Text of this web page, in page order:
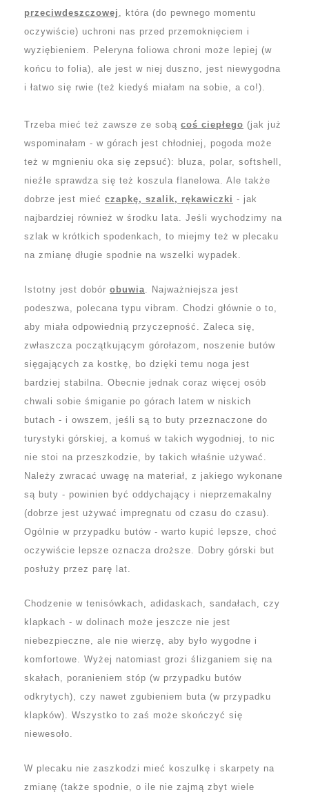
przeciwdeszczowej
, która (do pewnego momentu
oczywiście) uchroni nas przed przemoknięciem i
wyziębieniem
. Peleryna foliowa chroni może lepiej (w
końcu to folia), ale jest w niej duszno, jest niewygodna
i łatwo się rwie (też kiedyś miałam na sobie, a co!).
Trzeba mieć też zawsze ze sobą coś ciepłego (jak już
wspominałam - w górach jest chłodniej, pogoda może
też w mgnieniu oka się zepsuć): bluza, polar, softshell,
nieźle sprawdza się też koszula flanelowa. Ale także
dobrze jest mieć czapkę, szalik, rękawiczki - jak
najbardziej również w środku lata. Jeśli wychodzimy na
szlak w krótkich spodenkach, to miejmy też w plecaku
na zmianę długie spodnie na wszelki wypadek.
Istotny jest dobór obuwia . Najważniejsza jest
podeszwa, polecana typu vibram. Chodzi głównie o to,
aby miała odpowiednią przyczepność. Zaleca się,
zwłaszcza początkującym górołazom, noszenie butów
sięgających za kostkę, bo dzięki temu noga jest
bardziej stabilna. Obecnie jednak coraz więcej osób
chwali sobie śmiganie po górach latem w niskich
butach - i owszem, jeśli są to buty przeznaczone do
turystyki górskiej, a komuś w takich wygodniej, to nic
nie stoi na przeszkodzie, by takich właśnie używać.
Należy zwracać uwagę na materiał, z jakiego wykonane
są buty - powinien być oddychający i nieprzemakalny
(dobrze jest używać impregnatu od czasu do czasu).
Ogólnie w przypadku butów - warto kupić lepsze, choć
oczywiście lepsze oznacza droższe. Dobry górski but
posłuży przez parę lat.
Chodzenie w tenisówkach, adidaskach, sandałach, czy
klapkach - w dolinach może jeszcze nie jest
niebezpieczne, ale nie wierzę, aby było wygodne i
komfortowe. Wyżej natomiast grozi ślizganiem się na
skałach, poranieniem stóp (w przypadku butów
odkrytych), czy nawet zgubieniem buta (w przypadku
klapków). Wszystko to zaś może skończyć się
niewesoło.
W plecaku nie zaszkodzi mieć koszulkę i skarpety na
zmianę (także spodnie, o ile nie zajmą zbyt wiele